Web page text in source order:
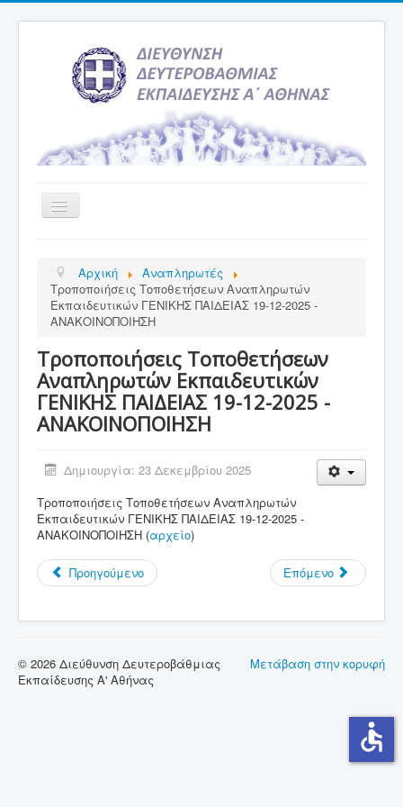
Εναλλαγή
πλοήγησης
Υπηρεσία Ενημέρωσης
Τελευταία νέα
Εκδρομές
Δραστηριότητες Σχολείων
Σύνδεσμοι
Επικοινωνία
Αρχική
Αναπληρωτές
Τροποποιήσεις Τοποθετήσεων Αναπληρωτών
Εκπαιδευτικών ΓΕΝΙΚΗΣ ΠΑΙΔΕΙΑΣ 19-12-2025 -
ΑΝΑΚΟΙΝΟΠΟΙΗΣΗ
Τροποποιήσεις Τοποθετήσεων
Αναπληρωτών Εκπαιδευτικών
ΓΕΝΙΚΗΣ ΠΑΙΔΕΙΑΣ 19-12-2025 -
ΑΝΑΚΟΙΝΟΠΟΙΗΣΗ
Δημιουργία: 23 Δεκεμβρίου 2025
Τροποποιήσεις Τοποθετήσεων Αναπληρωτών
Εκπαιδευτικών ΓΕΝΙΚΗΣ ΠΑΙΔΕΙΑΣ 19-12-2025 -
ΑΝΑΚΟΙΝΟΠΟΙΗΣΗ (αρχείο)
Προηγούμενο Επόμενο
Μετάβαση στην κορυφή
© 2026 Διεύθυνση Δευτεροβάθμιας
Εκπαίδευσης Α' Αθήνας
accessible